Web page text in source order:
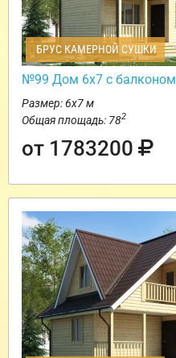
БРУС КАМЕРНОЙ СУШКИ
№99 Дом 6х7 с балконом
Размер: 6х7 м
Общая площадь: 782
от 1783200